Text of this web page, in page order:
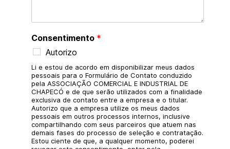
Consentimento *
Autorizo
Li e estou de acordo em disponibilizar meus dados
pessoais para o Formulário de Contato conduzido
pela ASSOCIAÇÃO COMERCIAL E INDUSTRIAL DE
CHAPECÓ e de que serão utilizados com a finalidade
exclusiva de contato entre a empresa e o titular.
Autorizo que a empresa utilize os meus dados
pessoais em outros processos internos, inclusive
compartilhando com seus parceiros que atuem nas
demais fases do processo de seleção e contratação.
Estou ciente de que, a qualquer momento, poderei